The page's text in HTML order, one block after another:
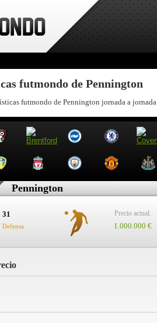
futmondo de Pennington
futmondo de Pennington jornada a jornada
Pennington
31
Defensa
Precio actual:
1.000.000 €